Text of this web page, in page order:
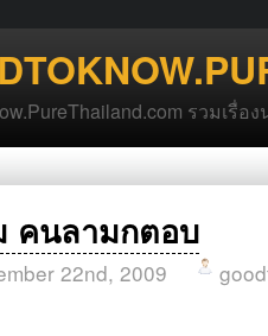
รวมเรื่อ
คนลามกตอบ
22nd, 2009